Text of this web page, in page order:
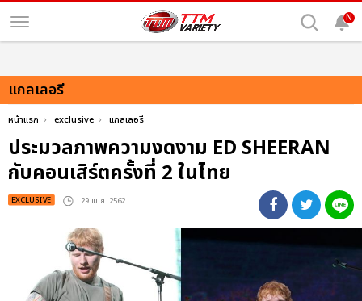
N
แกลเลอรี
หน้าแรก exclusive แกลเลอรี
ประมวลภาพความงดงาม ED SHEERAN
กับคอนเสิร์ตครั้งที่ 2 ในไทย
EXCLUSIVE : 29 เม.ย. 2562